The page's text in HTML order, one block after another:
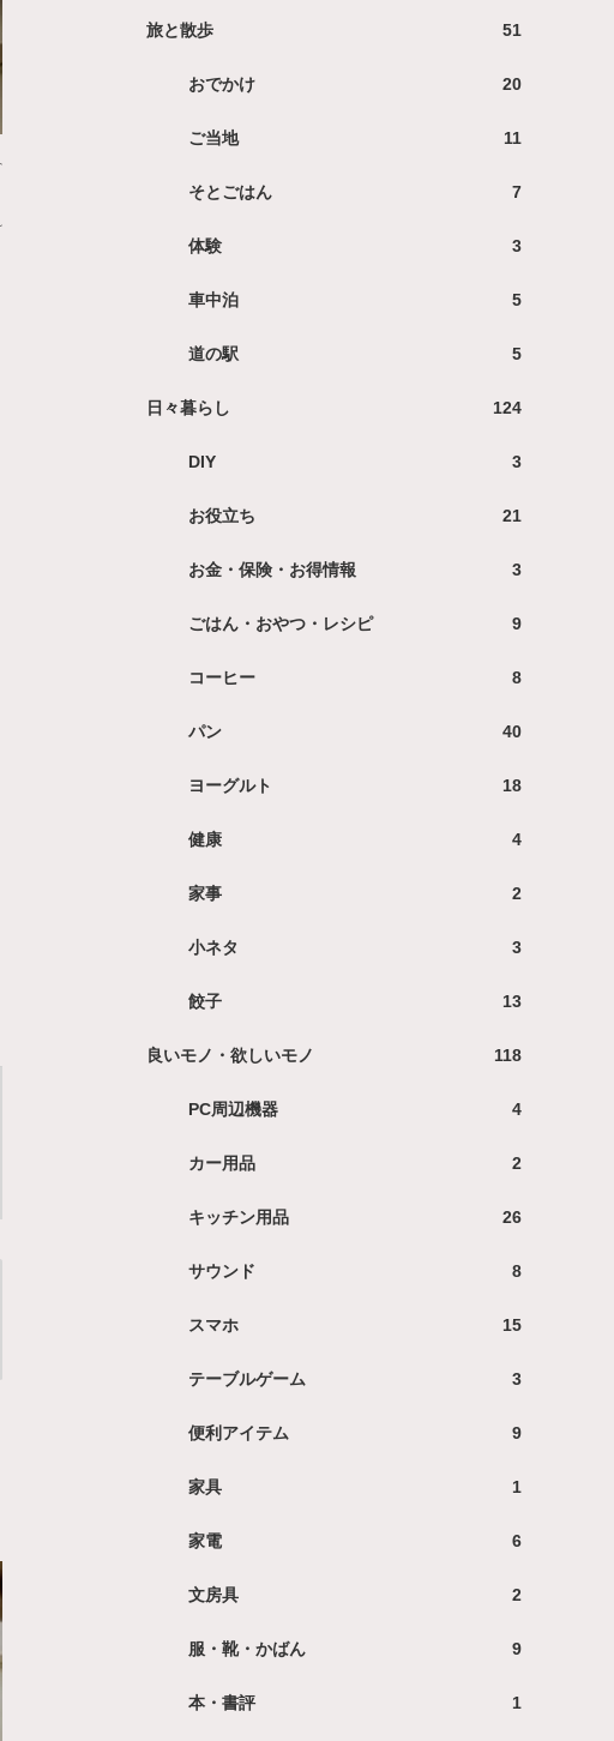
旅と散歩 51
おでかけ 20
ご当地 11
そとごはん 7
体験 3
車中泊 5
道の駅 5
日々暮らし 124
DIY 3
お役立ち 21
お金・保険・お得情報 3
ごはん・おやつ・レシピ 9
コーヒー 8
パン 40
ヨーグルト 18
健康 4
家事 2
小ネタ 3
餃子 13
良いモノ・欲しいモノ 118
PC周辺機器 4
カー用品 2
キッチン用品 26
サウンド 8
スマホ 15
テーブルゲーム 3
便利アイテム 9
家具 1
家電 6
文房具 2
服・靴・かばん 9
本・書評 1